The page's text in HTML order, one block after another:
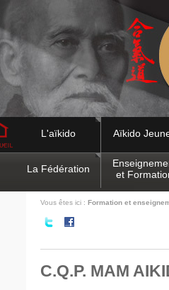
L'aïkido Aïkido
La Fédération
et
Vous êtes ici : Formation et
C.Q.P. MAM